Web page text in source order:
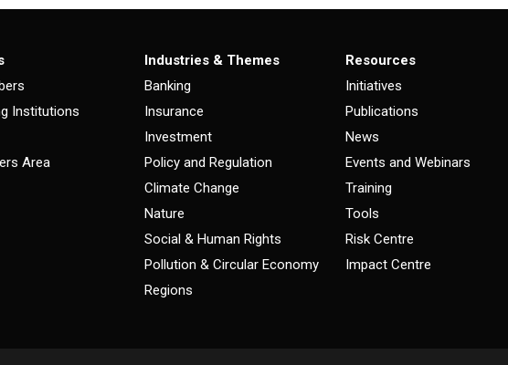
Institutions
Area
Industries & Themes
Banking
Insurance
Investment
Policy and Regulation
Climate Change
Nature
Social & Human Rights
Pollution & Circular Economy
Regions
Resources
Initiatives
Publications
News
Events and Webinars
Training
Tools
Risk Centre
Impact Centre